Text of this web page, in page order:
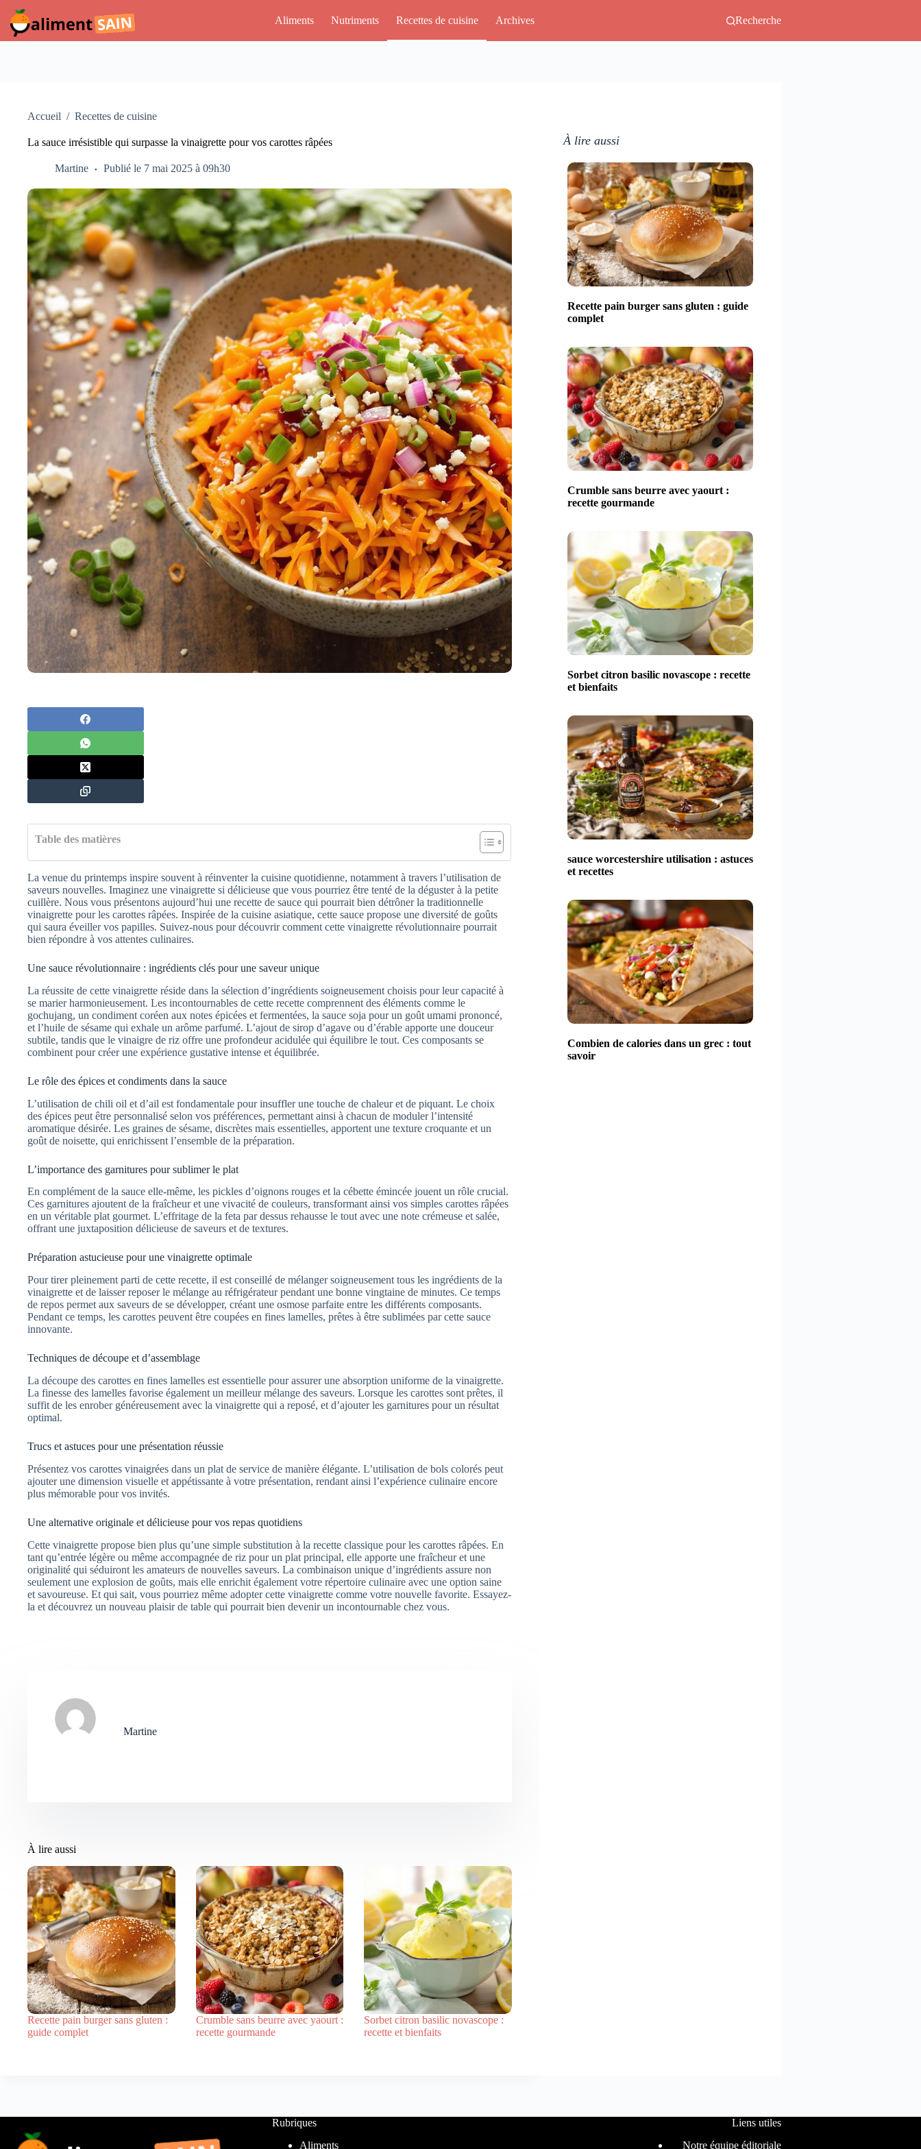
contenu
Aliments Nutriments Recettes de cuisine Archives Recherche
Accueil / Recettes de cuisine
La sauce irrésistible qui surpasse la vinaigrette pour vos carottes râpées
Martine Publié le 7 mai 2025 à 09h30
Table des matières
La venue du printemps inspire souvent à réinventer la cuisine quotidienne, notamment à travers l’utilisation de
saveurs nouvelles. Imaginez une vinaigrette si délicieuse que vous pourriez être tenté de la déguster à la petite
cuillère. Nous vous présentons aujourd’hui une recette de sauce qui pourrait bien détrôner la traditionnelle
vinaigrette pour les carottes râpées. Inspirée de la cuisine asiatique, cette sauce propose une diversité de goûts
qui saura éveiller vos papilles. Suivez-nous pour découvrir comment cette vinaigrette révolutionnaire pourrait
bien répondre à vos attentes culinaires.
Une sauce révolutionnaire : ingrédients clés pour une saveur unique
La réussite de cette vinaigrette réside dans la sélection d’ingrédients soigneusement choisis pour leur capacité à
se marier harmonieusement. Les incontournables de cette recette comprennent des éléments comme le
gochujang, un condiment coréen aux notes épicées et fermentées, la sauce soja pour un goût umami prononcé,
et l’huile de sésame qui exhale un arôme parfumé. L’ajout de sirop d’agave ou d’érable apporte une douceur
subtile, tandis que le vinaigre de riz offre une profondeur acidulée qui équilibre le tout. Ces composants se
combinent pour créer une expérience gustative intense et équilibrée.
Le rôle des épices et condiments dans la sauce
L’utilisation de chili oil et d’ail est fondamentale pour insuffler une touche de chaleur et de piquant. Le choix
des épices peut être personnalisé selon vos préférences, permettant ainsi à chacun de moduler l’intensité
aromatique désirée. Les graines de sésame, discrètes mais essentielles, apportent une texture croquante et un
goût de noisette, qui enrichissent l’ensemble de la préparation.
L’importance des garnitures pour sublimer le plat
En complément de la sauce elle-même, les pickles d’oignons rouges et la cébette émincée jouent un rôle crucial.
Ces garnitures ajoutent de la fraîcheur et une vivacité de couleurs, transformant ainsi vos simples carottes râpées
en un véritable plat gourmet. L’effritage de la feta par dessus rehausse le tout avec une note crémeuse et salée,
offrant une juxtaposition délicieuse de saveurs et de textures.
Préparation astucieuse pour une vinaigrette optimale
Pour tirer pleinement parti de cette recette, il est conseillé de mélanger soigneusement tous les ingrédients de la
vinaigrette et de laisser reposer le mélange au réfrigérateur pendant une bonne vingtaine de minutes. Ce temps
de repos permet aux saveurs de se développer, créant une osmose parfaite entre les différents composants.
Pendant ce temps, les carottes peuvent être coupées en fines lamelles, prêtes à être sublimées par cette sauce
innovante.
Techniques de découpe et d’assemblage
La découpe des carottes en fines lamelles est essentielle pour assurer une absorption uniforme de la vinaigrette.
La finesse des lamelles favorise également un meilleur mélange des saveurs. Lorsque les carottes sont prêtes, il
suffit de les enrober généreusement avec la vinaigrette qui a reposé, et d’ajouter les garnitures pour un résultat
optimal.
Trucs et astuces pour une présentation réussie
Présentez vos carottes vinaigrées dans un plat de service de manière élégante. L’utilisation de bols colorés peut
ajouter une dimension visuelle et appétissante à votre présentation, rendant ainsi l’expérience culinaire encore
plus mémorable pour vos invités.
Une alternative originale et délicieuse pour vos repas quotidiens
Cette vinaigrette propose bien plus qu’une simple substitution à la recette classique pour les carottes râpées. En
tant qu’entrée légère ou même accompagnée de riz pour un plat principal, elle apporte une fraîcheur et une
originalité qui séduiront les amateurs de nouvelles saveurs. La combinaison unique d’ingrédients assure non
seulement une explosion de goûts, mais elle enrichit également votre répertoire culinaire avec une option saine
et savoureuse. Et qui sait, vous pourriez même adopter cette vinaigrette comme votre nouvelle favorite. Essayez-
la et découvrez un nouveau plaisir de table qui pourrait bien devenir un incontournable chez vous.
Martine
À lire aussi
Recette pain burger sans gluten :
guide complet
Crumble sans beurre avec yaourt :
recette gourmande
Sorbet citron basilic novascope :
recette et bienfaits
À lire aussi
Recette pain burger sans gluten : guide
complet
Crumble sans beurre avec yaourt :
recette gourmande
Sorbet citron basilic novascope : recette
et bienfaits
sauce worcestershire utilisation : astuces
et recettes
Combien de calories dans un grec : tout
savoir
Rubriques
Aliments
Liens utiles
Notre équipe éditoriale